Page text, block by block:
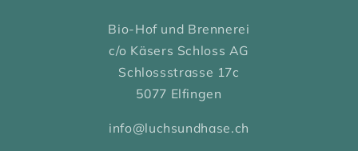
Bio-Hof und Brennerei
c/o Käsers Schloss AG
Schlossstrasse 17c
5077 Elfingen
info@luchsundhase.ch